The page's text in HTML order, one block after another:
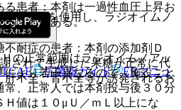
患者：本剤は一過性血圧上昇お
ることがある。
耐症の患者：本剤の添加剤Ｄ
されて生成した果糖が正常に代
不全、腎不全等が誘発されるお
キットを使用し、ラジオイムノ
。
の正常範囲はラジオイムノアッ
より若干異なるので、施設ごと
、正常人では本剤投与後３０分
値は１０μＵ／ｍＬ以上にな
抗菌薬ガイド
ERマニュ